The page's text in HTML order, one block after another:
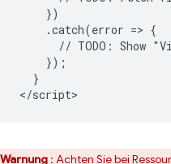
    })
    .catch(error => {
// TODO: Show
    });
  }
Warnung : Achten Sie bei